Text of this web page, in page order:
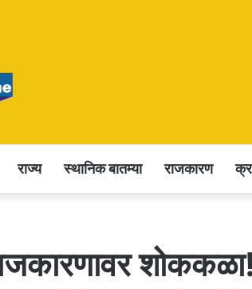
राज्य स्थानिक बातम्या राजकारण